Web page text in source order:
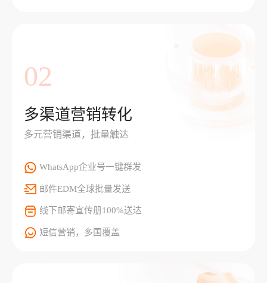
02
多渠道营销转化
多元营销渠道，批量触达
WhatsApp企业号一键群发
邮件EDM全球批量发送
线下邮寄宣传册100%送达
短信营销，多国覆盖